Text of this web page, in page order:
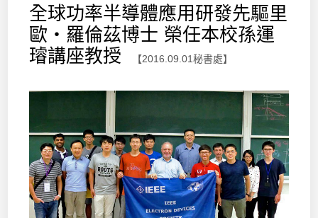
全球功率半導體應用研發先驅里
歐‧羅倫茲博士 榮任本校孫運
璿講座教授
【2016.09.01秘書處】